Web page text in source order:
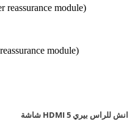
reassurance module)
module)